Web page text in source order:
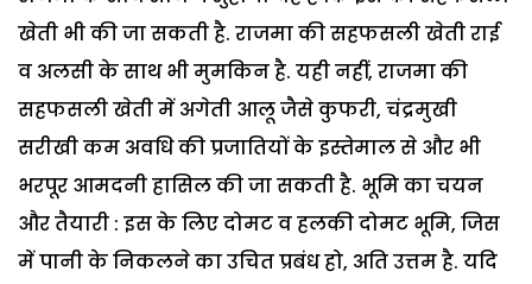
खेती भी की जा सकती है. राजमा की सहफसली खेती राई
व अलसी के साथ भी मुमकिन है. यही नहीं, राजमा की
सहफसली खेती में अगेती आलू जैसे कुफरी, चंद्रमुखी
सरीखी कम अवधि की प्रजातियों के इस्तेमाल से और भी
भरपूर आमदनी हासिल की जा सकती है. भूमि का चयन
और तैयारी : इस के लिए दोमट व हलकी दोमट भूमि, जिस
में पानी के निकलने का उचित प्रबंध हो, अति उत्तम है. यदि